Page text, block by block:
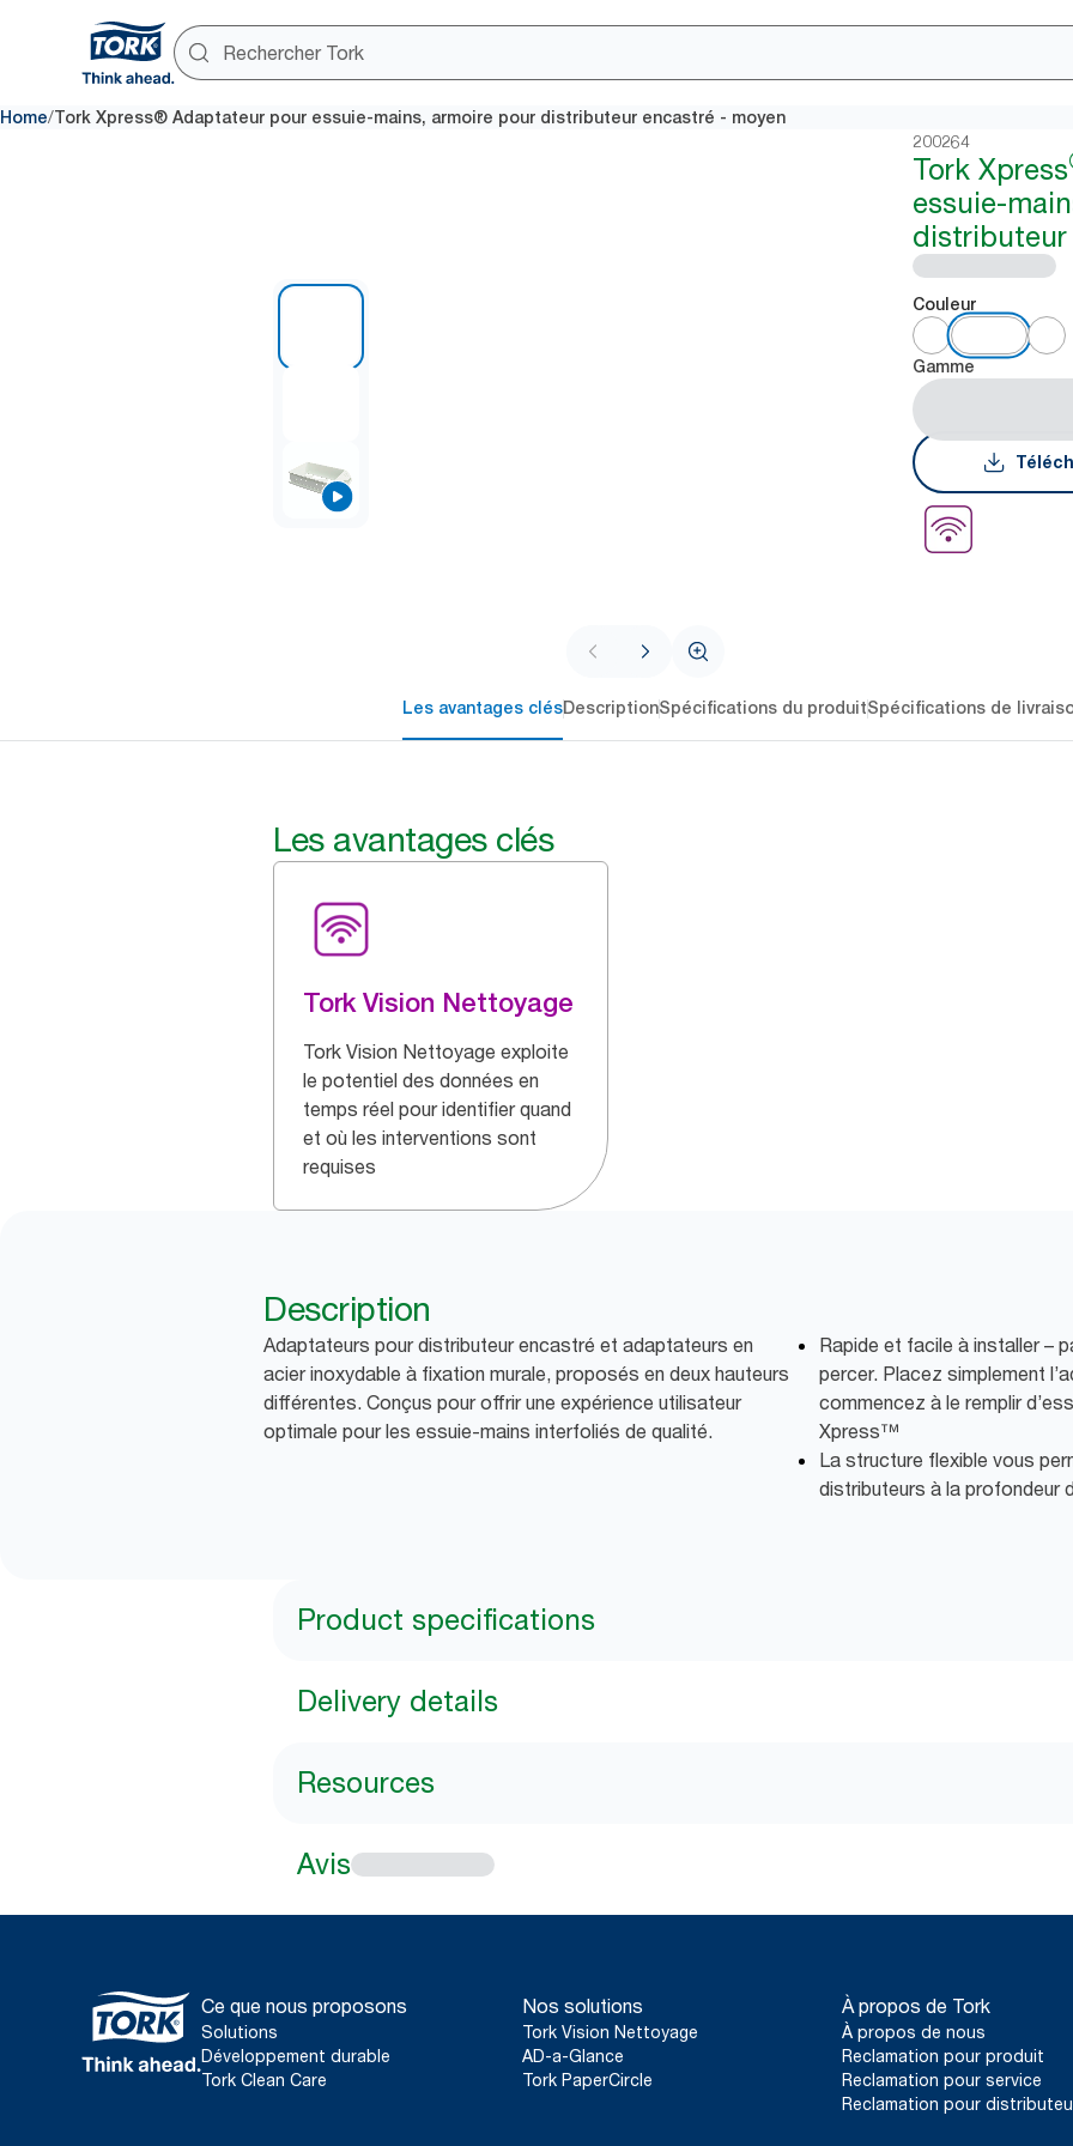
Home/Tork Xpress® Adaptateur pour essuie-mains, armoire pour distributeur encastré - moyen
200264
Tork Xpress
essuie-
distributeur
Couleur
Gamme
Les avantages clésDescriptionSpécifications du produitSpécifications de
Les avantages clés
Tork Vision Nettoyage
Tork Vision Nettoyage exploite
le potentiel des données en
temps réel pour identifier quand
et où les interventions sont
requises
Description
Adaptateurs pour distributeur encastré et adaptateurs en
acier inoxydable à fixation murale, proposés en deux hauteurs
différentes. Conçus pour offrir une expérience utilisateur
optimale pour les essuie-mains interfoliés de qualité.
Rapide et facile à installer –
percer. Placez simplement
commencez à le remplir
Xpress™
La structure flexible vous
distributeurs à la profondeur
Product specifications
Delivery details
Resources
Avis
Ce que nous proposons
Solutions
Développement durable
Tork Clean Care
Nos solutions
Tork Vision Nettoyage
AD-a-Glance
Tork PaperCircle
À propos de Tork
À propos de nous
Reclamation pour produit
Reclamation pour service
Reclamation pour